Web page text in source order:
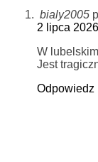
bialy2005
2 lipca
W
Jest
Odpowiedz